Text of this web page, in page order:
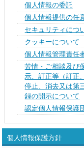
個人情報の委託
個人情報提供の任
セキュリティにつ
クッキーについて
個人情報管理責任
苦情・ご相談及び
示、訂正等（訂正
停止、消去又は第
録の開示について
認定個人情報保護
個人情報保護方針